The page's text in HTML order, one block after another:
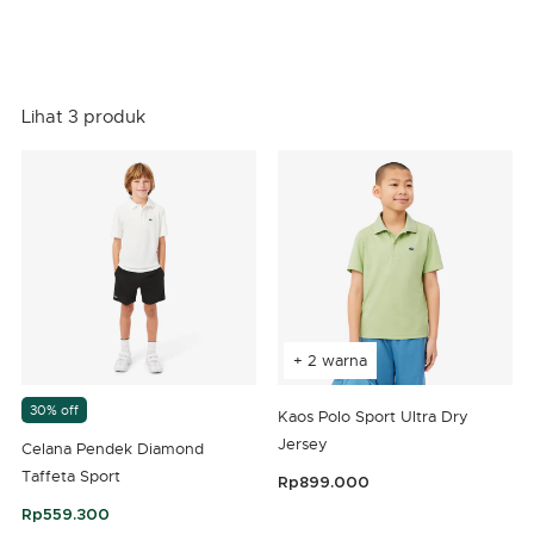
Lihat 3 produk
30% off
Celana Pendek Diamond
Taffeta Sport
Rp559.300
+ 2 warna
Kaos Polo Sport Ultra Dry
Jersey
Rp899.000